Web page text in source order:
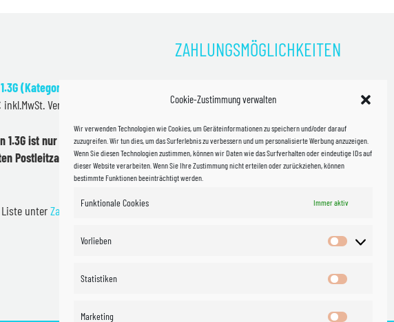
Cookie-Zustimmung verwalten
Wir verwenden Technologien wie Cookies, um Geräteinformationen zu speichern und/oder darauf
zuzugreifen. Wir tun dies, um das Surferlebnis zu verbessern und um personalisierte Werbung anzuzeigen.
Wenn Sie diesen Technologien zustimmen, können wir Daten wie das Surfverhalten oder eindeutige IDs auf
dieser Website verarbeiten. Wenn Sie Ihre Zustimmung nicht erteilen oder zurückziehen, können
bestimmte Funktionen beeinträchtigt werden.
Funktionale Cookies Immer aktiv
Vorlieben Vorlieben
Statistiken
Marketing
(Kategorie F2)
Versandkosten!
1.3G ist nur innerhalb
Postleitzahlen in Sachsen
unterZahlung & Versand
ZAHLUNGSMÖGLICHKEITEN